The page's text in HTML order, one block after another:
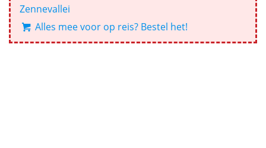
Zennevallei
Alles mee voor op reis? Bestel het!